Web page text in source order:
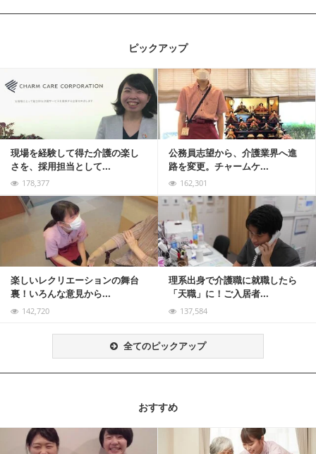
ピックアップ
現場を経験して得た介護の楽し
さを、採用担当として...
178,377
公務員志望から、介護業界へ進
路を変更。チャームケ...
162,301
記事を読む
楽しいレクリエーションの舞台
裏！いろんな意見から...
142,720
理系出身で介護職に就職したら
「天職」に！ご入居者...
137,584
記事を読む
全てのピックアップ
おすすめ
記事を読む